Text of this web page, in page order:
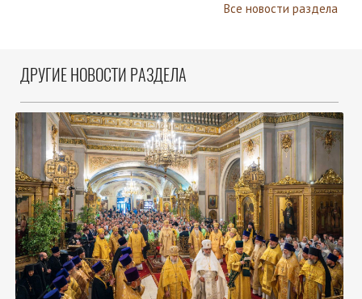
Все новости раздела
ДРУГИЕ НОВОСТИ РАЗДЕЛА